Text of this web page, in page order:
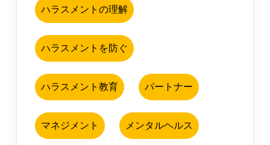
ハラスメントの理解
ハラスメントを防ぐ
ハラスメント教育 パートナー
マネジメント メンタルヘルス